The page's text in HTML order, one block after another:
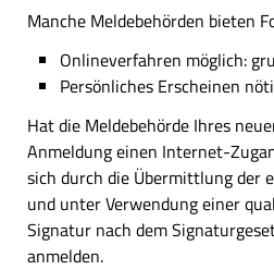
Manche Meldebehörden bieten
Onlineverfahren möglich:
Persönliches Erscheinen
Hat die Meldebehörde Ihres
Anmeldung einen Internet-
sich durch die Übermittlung der
und unter Verwendung einer
Signatur nach dem
anmelden.